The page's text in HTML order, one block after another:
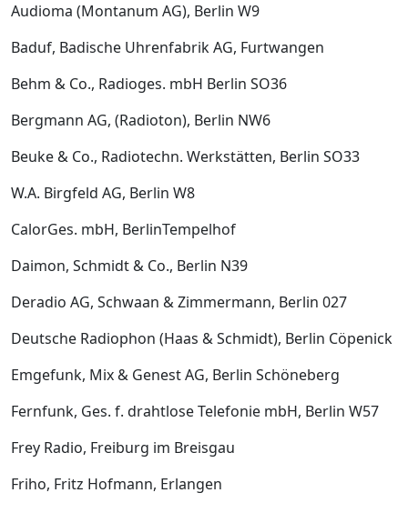
Audioma (Montanum AG), Berlin W9
Baduf, Badische Uhrenfabrik AG, Furtwangen
Behm & Co., Radioges. mbH Berlin SO36
Bergmann AG, (Radioton), Berlin NW6
Beuke & Co., Radiotechn. Werkstätten, Berlin SO33
W.A. Birgfeld AG, Berlin W8
Calor­Ges. mbH, Berlin­Tempelhof
Daimon, Schmidt & Co., Berlin N39
Deradio AG, Schwaan & Zimmermann, Berlin 027
Deutsche Radiophon (Haas & Schmidt), Berlin ­Cöpenick
Emgefunk, Mix & Genest AG, Berlin­ Schöneberg
Fernfunk, Ges. f. drahtlose Telefonie mbH, Berlin W57
Frey ­Radio, Freiburg im Breisgau
Friho, Fritz Hofmann, Erlangen